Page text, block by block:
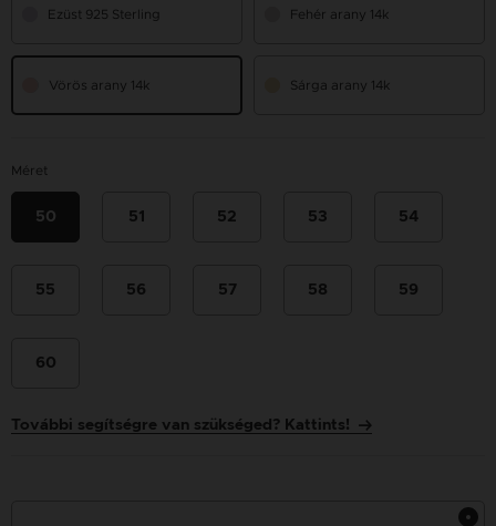
Ezüst 925 Sterling Fehér arany 14k
Vörös arany 14k Sárga arany 14k
Méret
50 51 52 53 54
55 56 57 58 59
60
További segítségre van szükséged? Kattints!